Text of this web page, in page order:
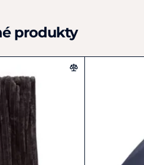
produkty